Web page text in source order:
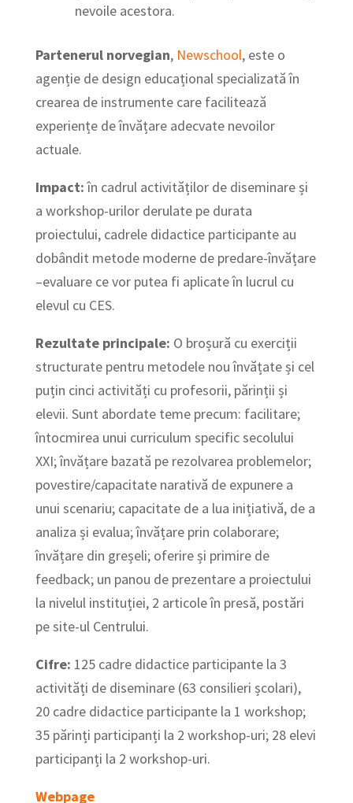
nevoile acestora.
Partenerul norvegian, Newschool, este o
agenție de design educațional specializată în
crearea de instrumente care facilitează
experiențe de învățare adecvate nevoilor
actuale.
Impact:în cadrul activităților de diseminare și
a workshop-urilor derulate pe durata
proiectului, cadrele didactice participante au
dobândit metode moderne de predare-învățare
–evaluare ce vor putea fi aplicate în lucrul cu
elevul cu CES.
Rezultate principale: O broșură cu exerciții
structurate pentru metodele nou învățate și cel
puțin cinci activități cu profesorii, părinții și
elevii. Sunt abordate teme precum: facilitare;
întocmirea unui curriculum specific secolului
XXI; învățare bazată pe rezolvarea problemelor;
povestire/capacitate narativă de expunere a
unui scenariu; capacitate de a lua inițiativă, de a
analiza și evalua; învățare prin colaborare;
învățare din greșeli; oferire și primire de
feedback; un panou de prezentare a proiectului
la nivelul instituției, 2 articole în presă, postări
pe site-ul Centrului.
Cifre: 125 cadre didactice participante la 3
activități de diseminare (63 consilieri școlari),
20 cadre didactice participante la 1 workshop;
35 părinți participanți la 2 workshop-uri; 28 elevi
participanți la 2 workshop-uri.
Webpage